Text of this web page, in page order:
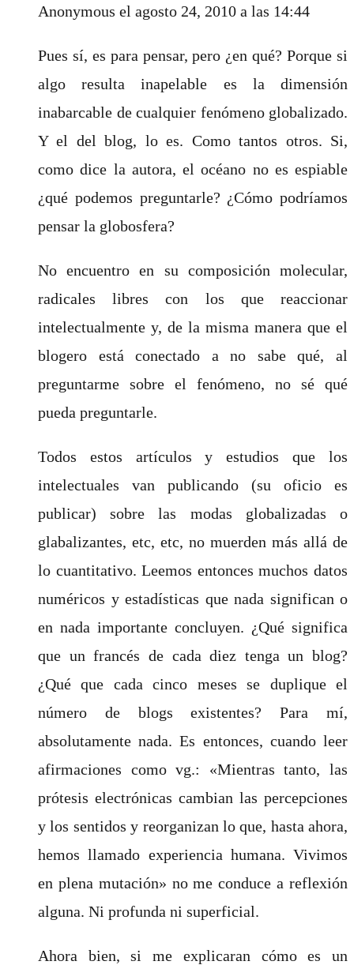
Anonymous el agosto 24, 2010 a las 14:44
Pues sí, es para pensar, pero ¿en qué? Porque si
algo resulta inapelable es la dimensión
inabarcable de cualquier fenómeno globalizado.
Y el del blog, lo es. Como tantos otros. Si,
como dice la autora, el océano no es espiable
¿qué podemos preguntarle? ¿Cómo podríamos
pensar la globosfera?
No encuentro en su composición molecular,
radicales libres con los que reaccionar
intelectualmente y, de la misma manera que el
blogero está conectado a no sabe qué, al
preguntarme sobre el fenómeno, no sé qué
pueda preguntarle.
Todos estos artículos y estudios que los
intelectuales van publicando (su oficio es
publicar) sobre las modas globalizadas o
glabalizantes, etc, etc, no muerden más allá de
lo cuantitativo. Leemos entonces muchos datos
numéricos y estadísticas que nada significan o
en nada importante concluyen. ¿Qué significa
que un francés de cada diez tenga un blog?
¿Qué que cada cinco meses se duplique el
número de blogs existentes? Para mí,
absolutamente nada. Es entonces, cuando leer
afirmaciones como vg.: «Mientras tanto, las
prótesis electrónicas cambian las percepciones
y los sentidos y reorganizan lo que, hasta ahora,
hemos llamado experiencia humana. Vivimos
en plena mutación» no me conduce a reflexión
alguna. Ni profunda ni superficial.
Ahora bien, si me explicaran cómo es un